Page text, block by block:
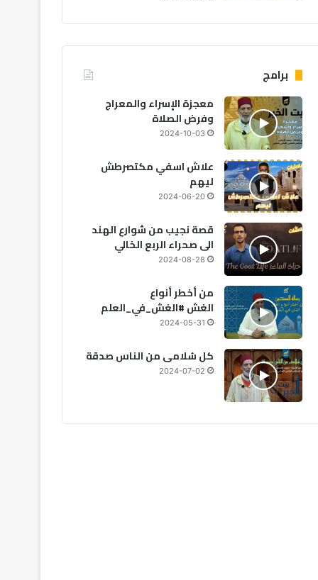
دخلهم لسداد
انقطاع مبرمج للكهرباء بعدد من دواوير البدوزة بآسفي بسبب أشغال الصيانة
2026-08-05
2026-08-05
برامج
معجزة الإسراء والمعراج
وفرض الصلاة
2024-10-03
علاش اسفي مكتصرطش
ليهم
2024-06-20
قصة نجيب من شوارع الهند
الى صحراء الربع الخالي
2024-08-28
من أخطر أنواع
الغش #الغش_في_العلم
2024-05-31
كل سُلامى من الناس صدقة
2024-07-02